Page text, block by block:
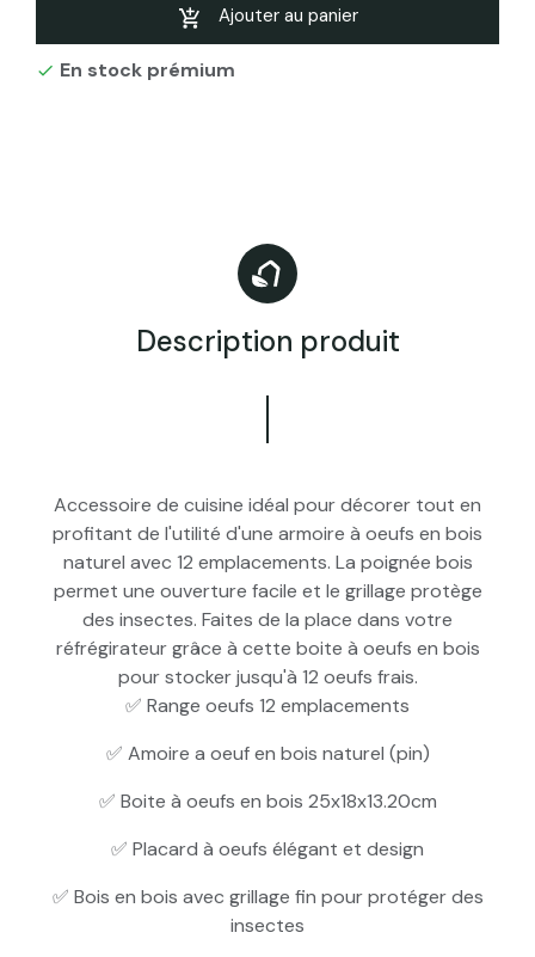
Ajouter au panier
 En stock prémium
Description produit
Accessoire de cuisine idéal pour décorer tout en
profitant de l'utilité d'une armoire à oeufs en bois
naturel avec 12 emplacements. La poignée bois
permet une ouverture facile et le grillage protège
des insectes. Faites de la place dans votre
réfrégirateur grâce à cette boite à oeufs en bois
pour stocker jusqu'à 12 oeufs frais.
✅ Range oeufs 12 emplacements
✅ Amoire a oeuf en bois naturel (pin)
✅ Boite à oeufs en bois 25x18x13.20cm
✅ Placard à oeufs élégant et design
✅ Bois en bois avec grillage fin pour protéger des
insectes